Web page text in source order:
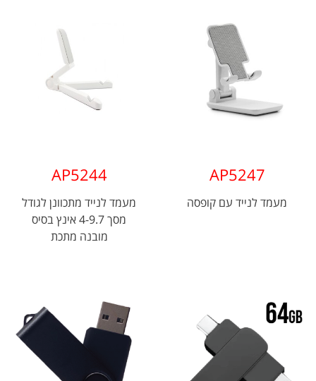
AP5247
מעמד לנייד עם קופסה
AP5244
מעמד לנייד מתכוונן לגודל
מסך 4-9.7 אינץ בסיס
מובנה מתכת